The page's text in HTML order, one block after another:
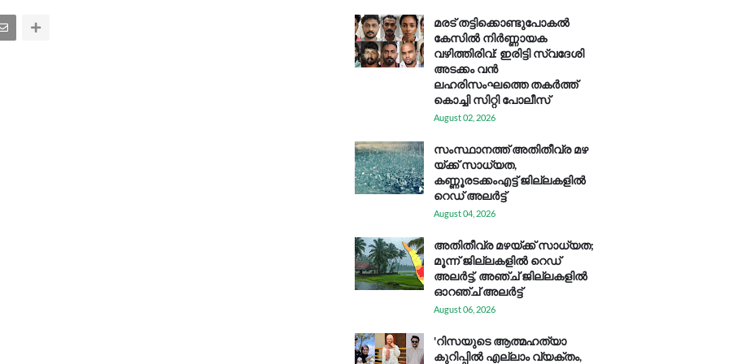
മരട് തട്ടിക്കൊണ്ടുപോകൽ
കേസിൽ നിർണ്ണായക
വഴിത്തിരിവ്: ഇരിട്ടി സ്വദേശി
അടക്കം വൻ
ലഹരിസംഘത്തെ തകർത്ത്
കൊച്ചി സിറ്റി പോലീസ്
August 02, 2026
സം​സ്ഥാ​ന​ത്ത് അ​തി​തീ​വ്ര മ​ഴ​
യ്ക്ക് സാ​ധ്യ​ത,
കണ്ണൂരടക്കംഎ​ട്ട് ജി​ല്ല​ക​ളി​ൽ
റെ​ഡ് അ​ലർ​ട്ട്
August 04, 2026
അതിതീവ്ര മഴയ്ക്ക് സാധ്യത;
മൂന്ന് ജില്ലകളിൽ റെഡ്
അലർട്ട്, അഞ്ച് ജില്ലകളിൽ
ഓറഞ്ച് അലർട്ട്
August 06, 2026
'റിസയുടെ ആത്മഹത്യാ
കുറിപ്പിൽ എല്ലാം വ്യക്തം,